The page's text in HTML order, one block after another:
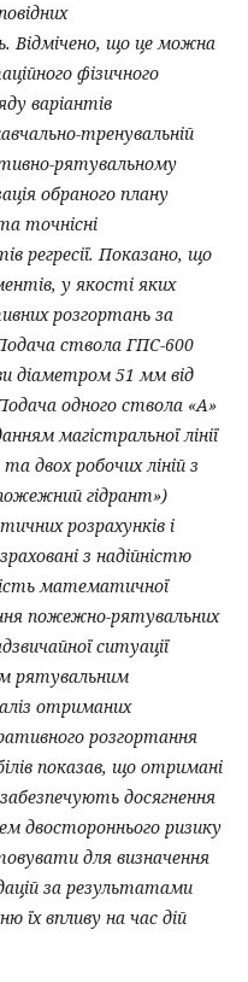
Відмічено, що це можна
фізичного
варіантів
тренувальній
рятувальному
обраного плану
точнісні
регресії. Показано, що
у якості яких
розгортань за
ствола ГПС-600
діаметром 51 мм від
одного ствола «А»
магістральної лінії
двох робочих ліній з
гідрант»)
розрахунків і
з надійністю
математичної
пожежно-рятувальних
ситуації
рятувальним
отриманих
розгортання
показав, що отримані
досягнення
двостороннього ризику
для визначення
за результатами
їх впливу на час дій